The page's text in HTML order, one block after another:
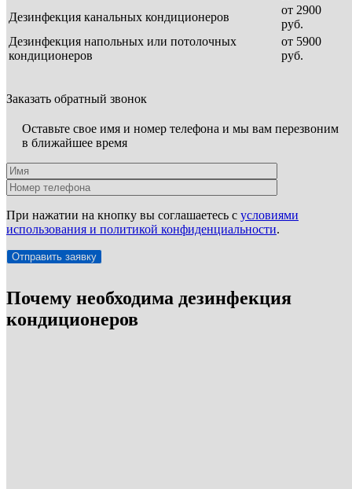
Дезинфекция канальных кондиционеров
от 2900
руб.
Дезинфекция напольных или потолочных
кондиционеров
от 5900
руб.
Заказать обратный звонок
Оставьте свое имя и номер телефона и мы вам перезвоним
в ближайшее время
При нажатии на кнопку вы соглашаетесь с условиями
использования и политикой конфиденциальности.
Почему необходима дезинфекция
кондиционеров